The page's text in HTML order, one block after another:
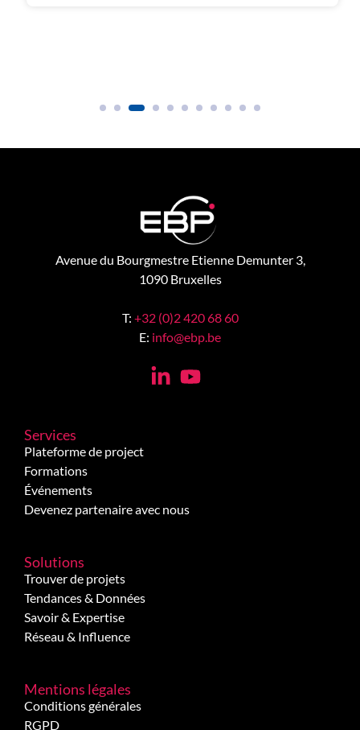
Avenue du Bourgmestre Etienne Demunter 3,
1090 Bruxelles
T: +32 (0)2 420 68 60
E: info@ebp.be
Services
Plateforme de project
Formations
Événements
Devenez partenaire avec nous
Solutions
Trouver de projets
Tendances & Données
Savoir & Expertise
Réseau & Influence
Mentions légales
Conditions générales
RGPD